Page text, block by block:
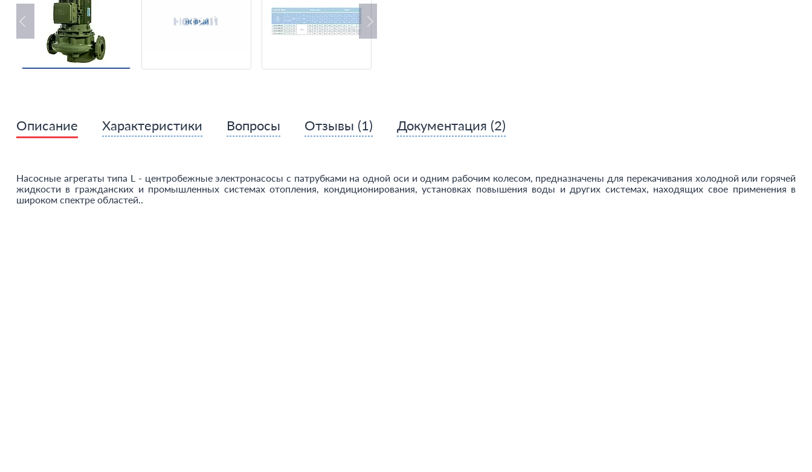
Описание Характеристики Вопросы Отзывы (1) Документация (2)
Насосные агрегаты типа L - центробежные электронасосы с патрубками на одной оси и одним рабочим колесом, предназначены для перекачивания холодной или горячей
жидкости в гражданских и промышленных системах отопления, кондиционирования, установках повышения воды и других системах, находящих свое применения в
широком спектре областей..